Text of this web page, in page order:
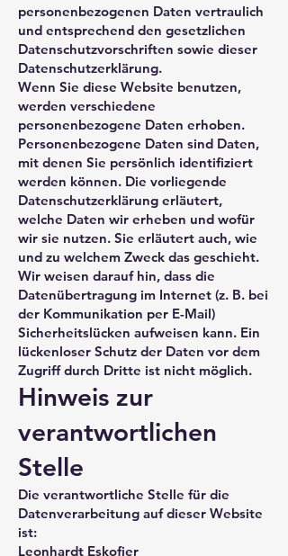
personenbezogenen Daten vertraulich
und entsprechend den gesetzlichen
Datenschutzvorschriften sowie dieser
Datenschutzerklärung.
Wenn Sie diese Website benutzen,
werden verschiedene
personenbezogene Daten erhoben.
Personenbezogene Daten sind Daten,
mit denen Sie persönlich identifiziert
werden können. Die vorliegende
Datenschutzerklärung erläutert,
welche Daten wir erheben und wofür
wir sie nutzen. Sie erläutert auch, wie
und zu welchem Zweck das geschieht.
Wir weisen darauf hin, dass die
Datenübertragung im Internet (z. B. bei
der Kommunikation per E-Mail)
Sicherheitslücken aufweisen kann. Ein
lückenloser Schutz der Daten vor dem
Zugriff durch Dritte ist nicht möglich.
Hinweis zur
verantwortlichen
Stelle
Die verantwortliche Stelle für die
Datenverarbeitung auf dieser Website
ist:
Leonhardt Eskofier